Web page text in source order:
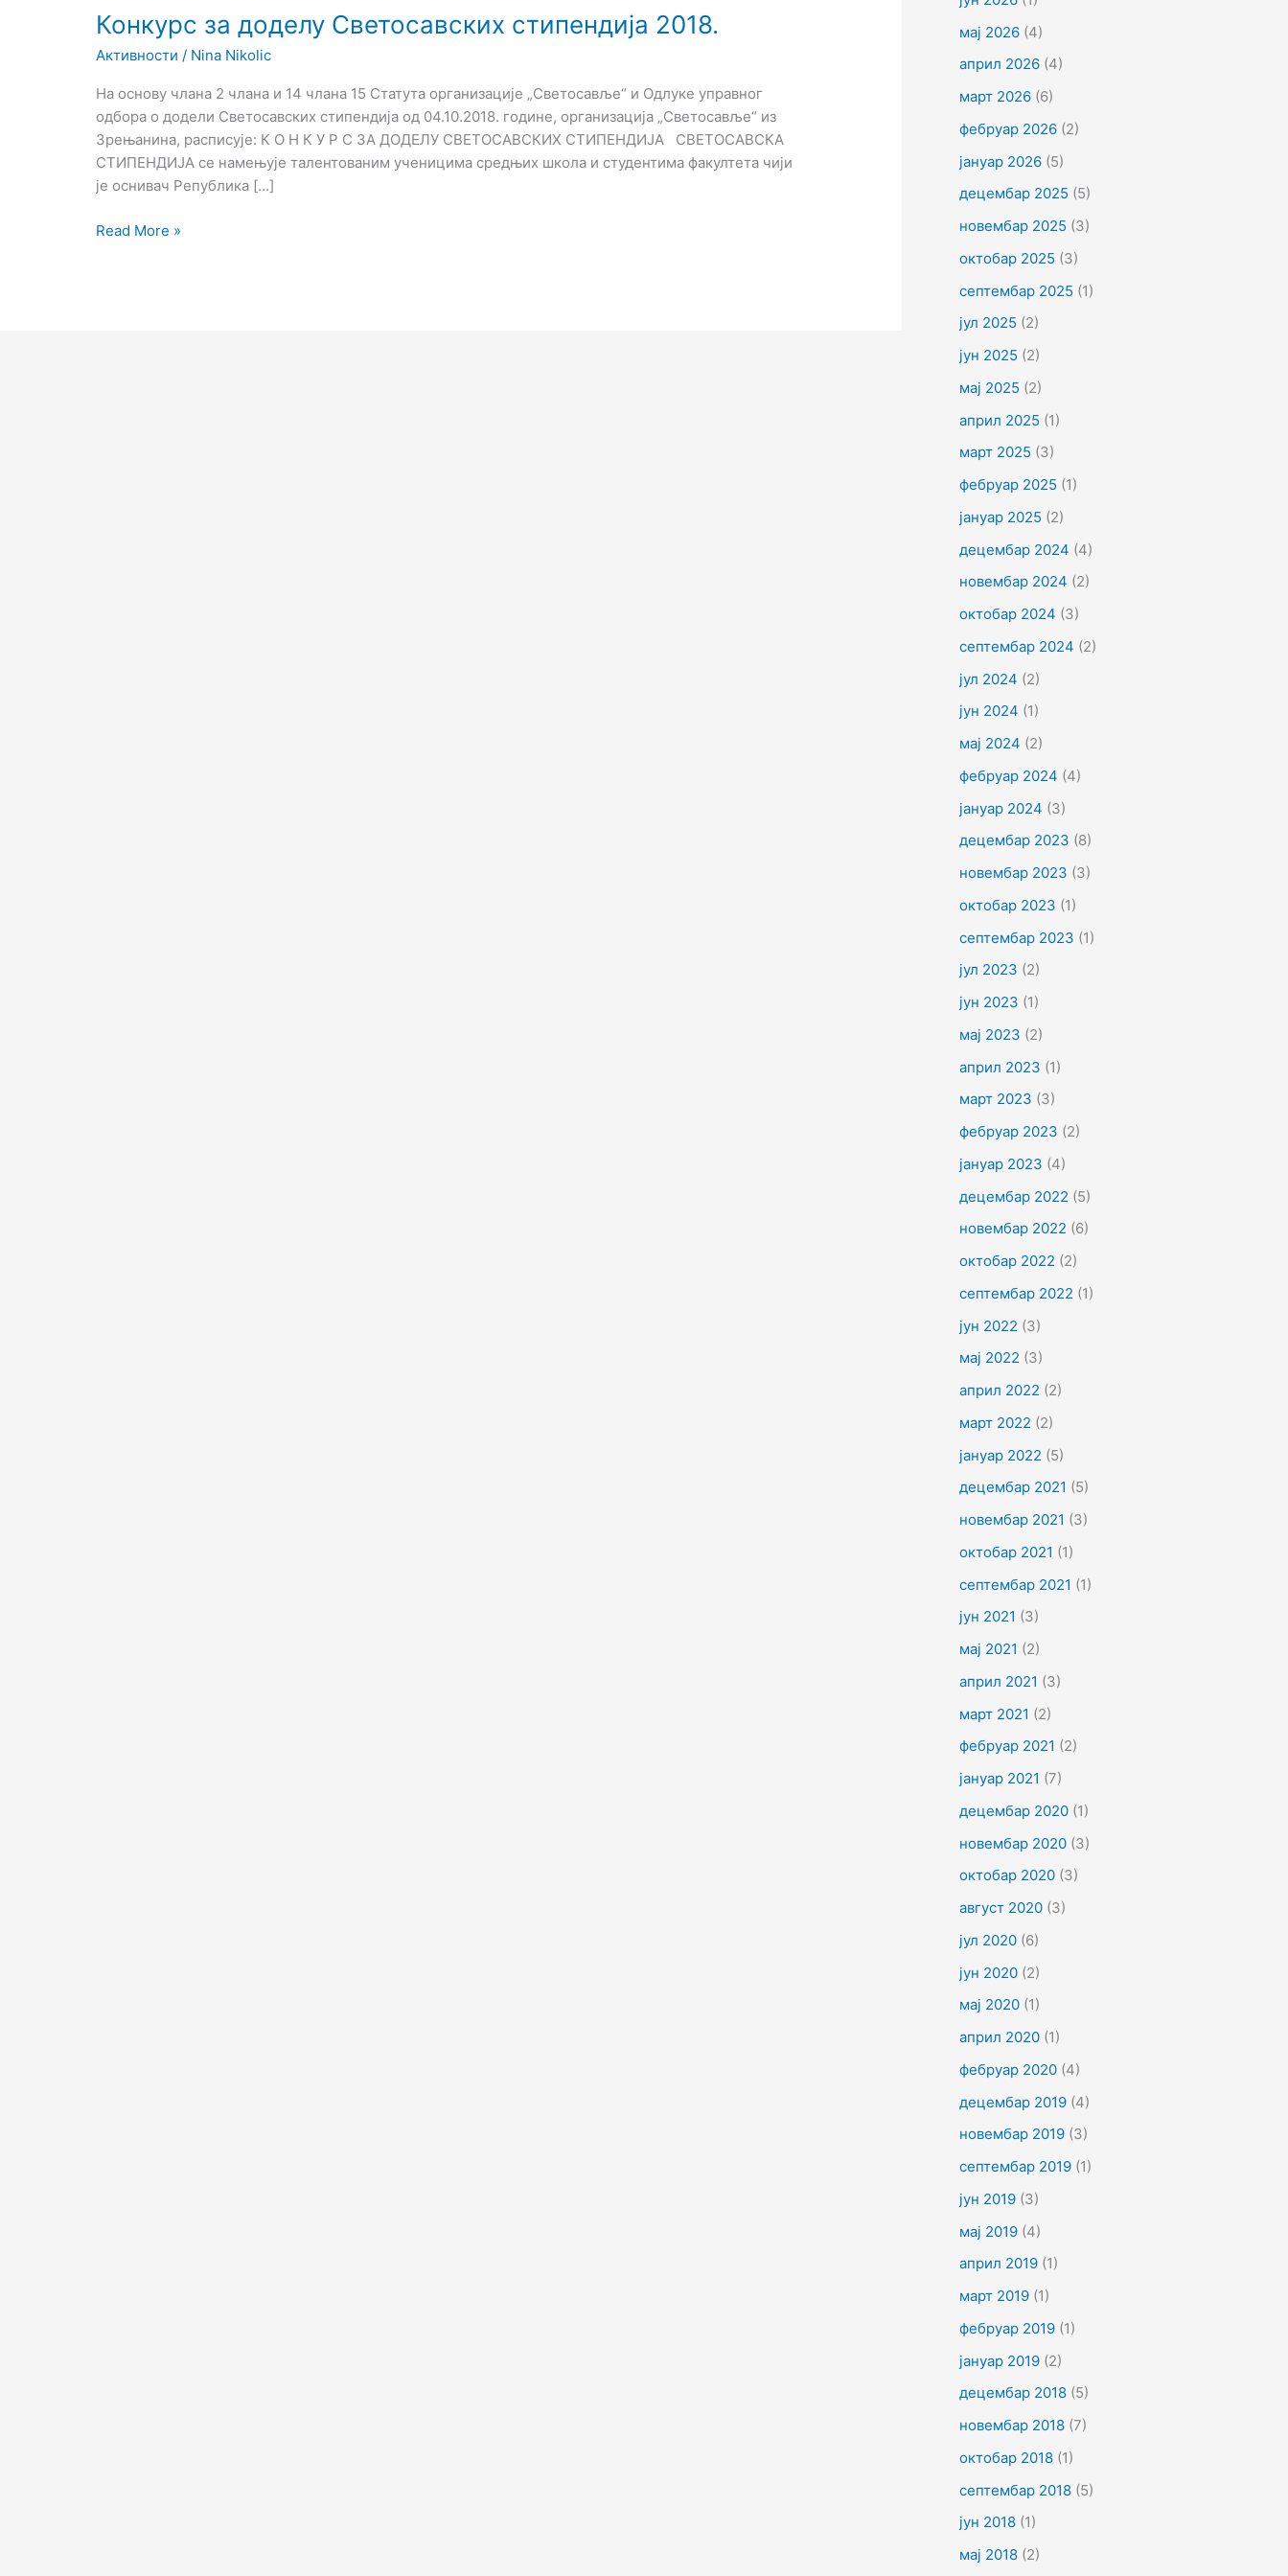
Конкурс за доделу Светосавских стипендија 2018.
Активности / Nina Nikolic
На основу члана 2 члана и 14 члана 15 Статута организације „Светосавље“ и Одлуке управног
одбора о додели Светосавских стипендија од 04.10.2018. године, организација „Светосавље“ из
Зрењанина, расписује: К О Н К У Р С ЗА ДОДЕЛУ СВЕТОСАВСКИХ СТИПЕНДИЈА СВЕТОСАВСКА
СТИПЕНДИЈА се намењује талентованим ученицима средњих школа и студентима факултета чији
је оснивач Република […]
Read More »
мај 2026(4)
април 2026(4)
март 2026(6)
фебруар 2026(2)
јануар 2026(5)
децембар 2025 (5)
новембар 2025 (3)
октобар 2025 (3)
септембар 2025 (1)
јул 2025 (2)
јун 2025 (2)
мај 2025 (2)
април 2025 (1)
март 2025 (3)
фебруар 2025 (1)
јануар 2025 (2)
децембар 2024 (4)
новембар 2024 (2)
октобар 2024 (3)
септембар 2024 (2)
јул 2024 (2)
јун 2024 (1)
мај 2024 (2)
фебруар 2024 (4)
јануар 2024 (3)
децембар 2023 (8)
новембар 2023 (3)
октобар 2023 (1)
септембар 2023 (1)
јул 2023 (2)
јун 2023 (1)
мај 2023 (2)
април 2023 (1)
март 2023 (3)
фебруар 2023 (2)
јануар 2023 (4)
децембар 2022 (5)
новембар 2022 (6)
октобар 2022 (2)
септембар 2022 (1)
јун 2022 (3)
мај 2022 (3)
април 2022 (2)
март 2022 (2)
јануар 2022 (5)
децембар 2021 (5)
новембар 2021 (3)
октобар 2021 (1)
септембар 2021 (1)
јун 2021 (3)
мај 2021 (2)
април 2021 (3)
март 2021 (2)
фебруар 2021 (2)
јануар 2021 (7)
децембар 2020(1)
новембар 2020(3)
октобар 2020(3)
август 2020(3)
јул 2020(6)
јун 2020(2)
мај 2020(1)
април 2020(1)
фебруар 2020(4)
децембар 2019(4)
новембар 2019(3)
септембар 2019(1)
јун 2019(3)
мај 2019(4)
април 2019(1)
март 2019(1)
фебруар 2019(1)
јануар 2019(2)
децембар 2018(5)
новембар 2018(7)
октобар 2018(1)
септембар 2018(5)
јун 2018(1)
мај 2018(2)